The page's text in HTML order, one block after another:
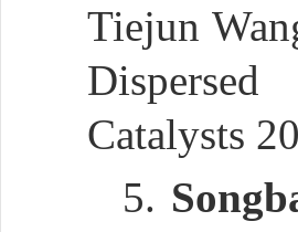
Tiejun
Catalysts
5.